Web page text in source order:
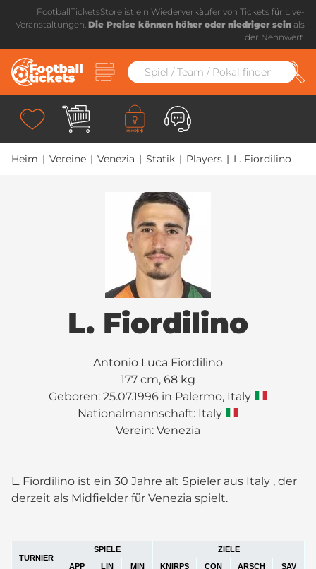
FootballTicketsStore ist ein Wiederverkäufer von Tickets für Live-
Veranstaltungen. Die Preise können höher oder niedriger sein als
der Nennwert.
Heim | Vereine | Venezia | Statik | Players | L. Fiordilino
L. Fiordilino
Antonio Luca Fiordilino
177 cm, 68 kg
Geboren: 25.07.1996 in Palermo, Italy
Nationalmannschaft: Italy
Verein: Venezia
L. Fiordilino ist ein 30 Jahre alt Spieler aus Italy , der
derzeit als Midfielder für Venezia spielt.
TURNIER
SPIELE
ZIELE
APP
LIN MIN KNIRPS CON ARSCH
SAV